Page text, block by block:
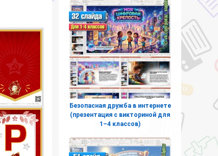
Безопасная дружба в интернете
(презентация с викториной для
1–4 классов)